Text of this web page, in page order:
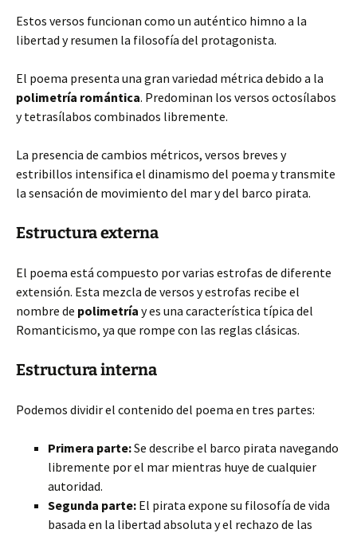
Estos versos funcionan como un auténtico himno a la
libertad y resumen la filosofía del protagonista.
El poema presenta una gran variedad métrica debido a la
polimetría romántica. Predominan los versos octosílabos
y tetrasílabos combinados libremente.
La presencia de cambios métricos, versos breves y
estribillos intensifica el dinamismo del poema y transmite
la sensación de movimiento del mar y del barco pirata.
Estructura externa
El poema está compuesto por varias estrofas de diferente
extensión. Esta mezcla de versos y estrofas recibe el
nombre de polimetría y es una característica típica del
Romanticismo, ya que rompe con las reglas clásicas.
Estructura interna
Podemos dividir el contenido del poema en tres partes:
Primera parte:Se describe el barco pirata navegando
libremente por el mar mientras huye de cualquier
autoridad.
Segunda parte: El pirata expone su filosofía de vida
basada en la libertad absoluta y el rechazo de las